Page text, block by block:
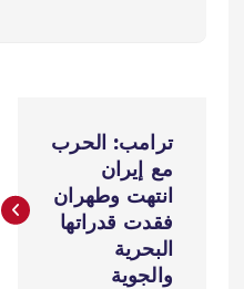
ص
ترامب: الحرب
مع إيران
انتهت وطهران
فقدت قدراتها
البحرية
والجوية